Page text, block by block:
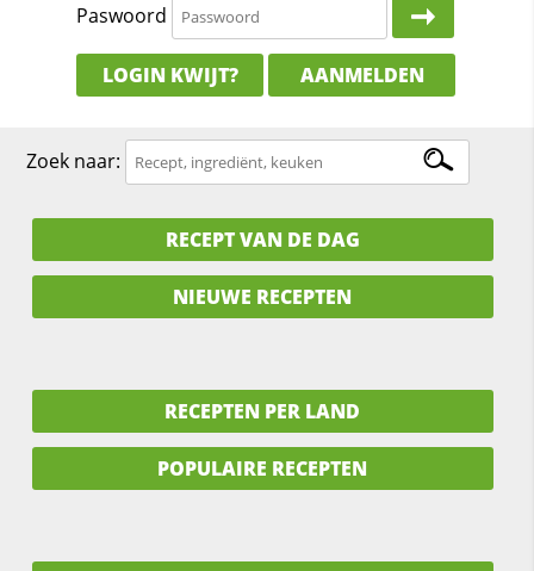
Paswoord
LOGIN KWIJT? AANMELDEN
Zoek naar:
RECEPT VAN DE DAG
NIEUWE RECEPTEN
RECEPTEN PER LAND
POPULAIRE RECEPTEN